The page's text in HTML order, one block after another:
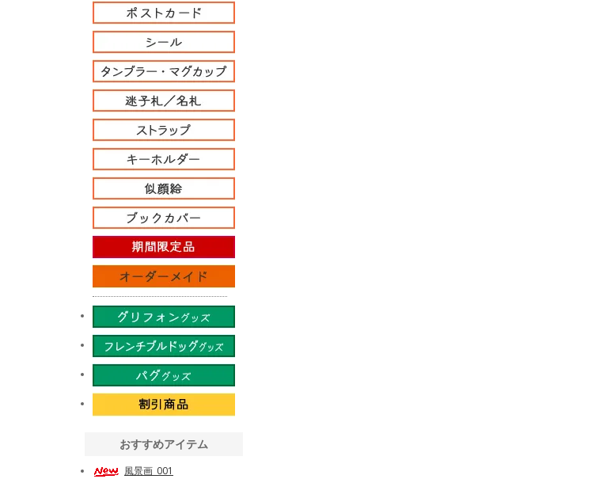
おすすめアイテム
風景画_001